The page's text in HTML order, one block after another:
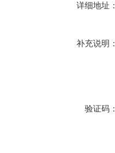
详细地址：
补充说明：
验证码：